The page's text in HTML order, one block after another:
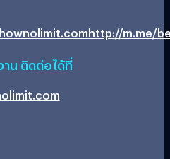
http://m.me/
น ติดต่อได้ที่